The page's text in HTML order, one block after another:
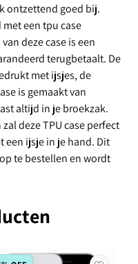
ontzettend goed bij.
een tpu case
deze case is een
terugbetaalt. De
met ijsjes, de
is gemaakt van
altijd in je broekzak.
deze TPU case perfect
een ijsje in je hand. Dit
te bestellen en wordt